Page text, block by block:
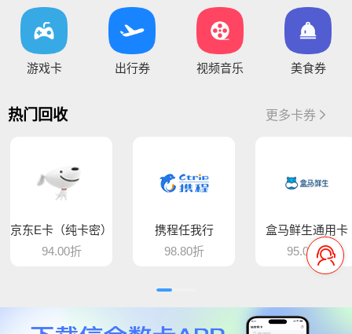
将于15:30维护，恢复待通知
您好，目前银行卡提现暂时维护，恢复待通知，给您
平台新增百商一卡通，销卡较快，欢迎提交！
您好 平台新增中百提货券 骏卡益汇卡 骏卡随心卡 欢迎大家前来提交
游戏卡 出行券 视频音乐 美食券
热门回收 更多卡券
京东E卡（纯卡密）
94.00折
携程任我行
98.80折
盒马鲜生通用卡
95.00折